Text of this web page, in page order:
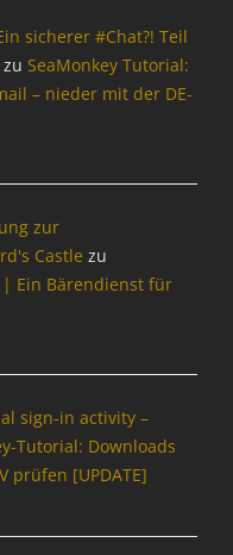
sicherer #Chat?! Teil
zu SeaMonkey Tutorial:
– nieder mit der DE-
zur
Castle zu
| Ein Bärendienst für
sign-in activity –
Tutorial: Downloads
prüfen [UPDATE]